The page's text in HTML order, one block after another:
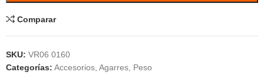
Comparar
SKU: VR06 0160
Categorías: Accesorios Agarres Peso